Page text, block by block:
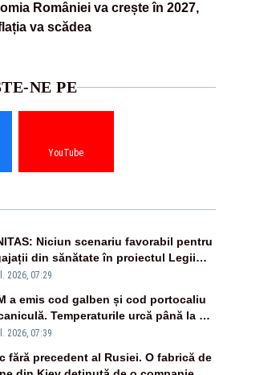
României va crește în 2027,
va scădea
NE PE
YouTube
Niciun scenariu favorabil pentru
din sănătate în proiectul Legii
2026, 07:29
a emis cod galben și cod portocaliu
Temperaturile urcă până la 38
iar nopțile devin tropicale
2026, 07:39
fără precedent al Rusiei. O fabrică de